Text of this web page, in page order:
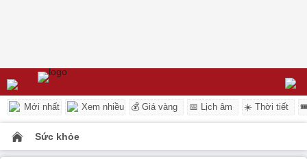
Mới nhất Xem nhiều 💰 Giá vàng 📅 Lịch âm ☀️ Thời tiết
Sức khỏe